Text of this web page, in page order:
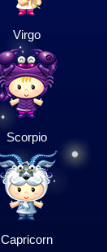
Virgo
Scorpio
Capricorn